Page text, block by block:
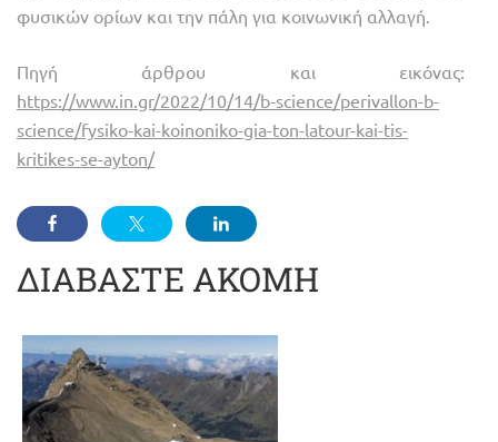
φυσικών ορίων και την πάλη για κοινωνική αλλαγή.
Πηγή άρθρου και εικόνας:
https://www.in.gr/2022/10/14/b-science/perivallon-b-
science/fysiko-kai-koinoniko-gia-ton-latour-kai-tis-
kritikes-se-ayton/
ΔΙΑΒΑΣΤΕ ΑΚΟΜΗ